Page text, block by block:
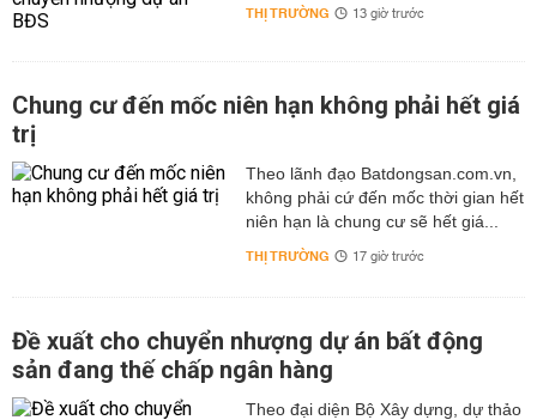
THỊ TRƯỜNG 13 giờ trước
Chung cư đến mốc niên hạn không phải hết giá
trị
Theo lãnh đạo Batdongsan.com.vn,
không phải cứ đến mốc thời gian hết
niên hạn là chung cư sẽ hết giá...
THỊ TRƯỜNG 17 giờ trước
Đề xuất cho chuyển nhượng dự án bất động
sản đang thế chấp ngân hàng
Theo đại diện Bộ Xây dựng, dự thảo